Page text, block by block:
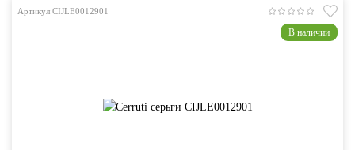
Артикул CIJLE0012901
В наличии